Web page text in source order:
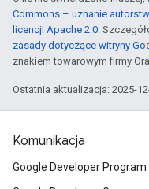
Commons – uznanie
licencji Apache 2.0.
zasady dotyczące witryny
znakiem towarowym firmy
Ostatnia aktualizacja: 2025-
Komunikacja
Google Developer Program